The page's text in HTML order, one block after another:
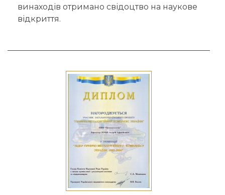
винаходів отримано свідоцтво на наукове
відкриття.